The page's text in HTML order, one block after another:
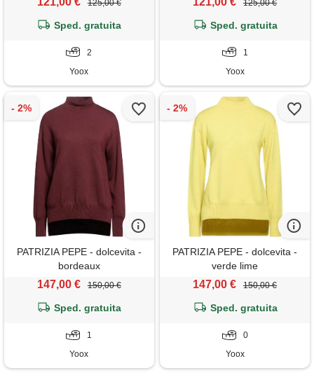
125,00 €
Sped. gratuita
2
Yoox
125,00 €
Sped. gratuita
1
Yoox
PATRIZIA PEPE - dolcevita -
bordeaux
147,00 € 150,00 €
Sped. gratuita
1
Yoox
PATRIZIA PEPE - dolcevita -
verde lime
147,00 € 150,00 €
Sped. gratuita
0
Yoox